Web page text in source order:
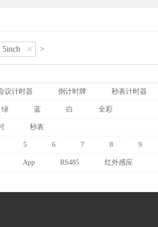
5inch >
议计时器 倒计时牌 秒表计时器
绿 蓝 白 全彩
秒表
5 6 7 8 9
App RS485 红外感应